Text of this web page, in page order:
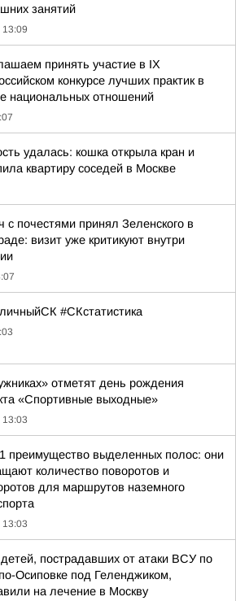
занятий
13:09
принять участие в IХ
конкурсе лучших практик в
национальных отношений
удалась: кошка открыла кран и
квартиру соседей в Москве
с почестями принял Зеленского в
визит уже критикуют внутри
#СКстатистика
отметят день рождения
«Спортивные выходные»
13:03
преимущество выделенных полос: они
количество поворотов и
для маршрутов наземного
13:03
пострадавших от атаки ВСУ по
Осиповке под Геленджиком,
на лечение в Москву